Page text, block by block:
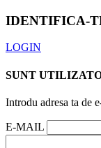
IDENTIFICA-
LOGIN
SUNT
Introdu adresa ta de
E-MAIL